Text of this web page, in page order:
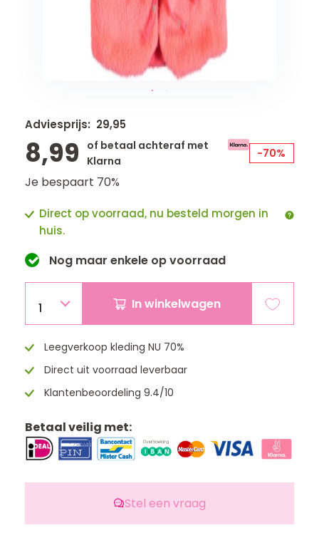
Schommelstoelen en wipstoeltjes
Adviesprijs: 29,95
8,99
of betaal achteraf met
Klarna
-70%
Je bespaart 70%
Direct op voorraad, nu besteld morgen in
huis.
Nog maar enkele op voorraad
1 In winkelwagen
Leegverkoop kleding NU 70%
Direct uit voorraad leverbaar
Klantenbeoordeling 9.4/10
Betaal veilig met:
Stel een vraag